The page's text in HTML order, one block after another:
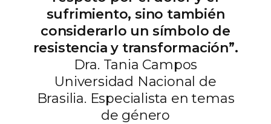
sufrimiento, sino también
considerarlo un símbolo de
resistencia y transformación”.
Dra. Tania Campos
Universidad Nacional de
Brasilia. Especialista en temas
de género